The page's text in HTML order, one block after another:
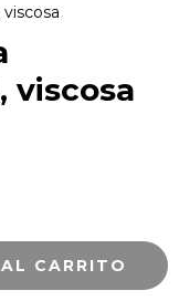
viscosa